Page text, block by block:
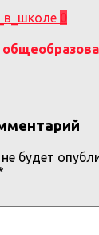
0
будет